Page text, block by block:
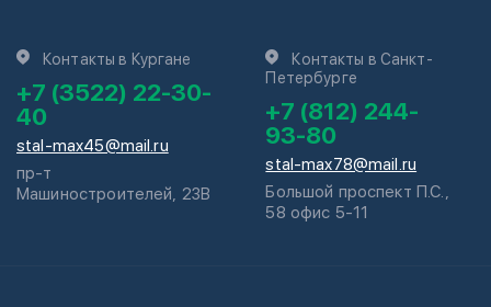
Контакты в Кургане
+7 (3522) 22-30-
40
stal-max45@mail.ru
пр-т
Машиностроителей, 23В
Контакты в Санкт-
Петербурге
+7 (812) 244-
93-80
stal-max78@mail.ru
Большой проспект П.С.,
58 офис 5-11